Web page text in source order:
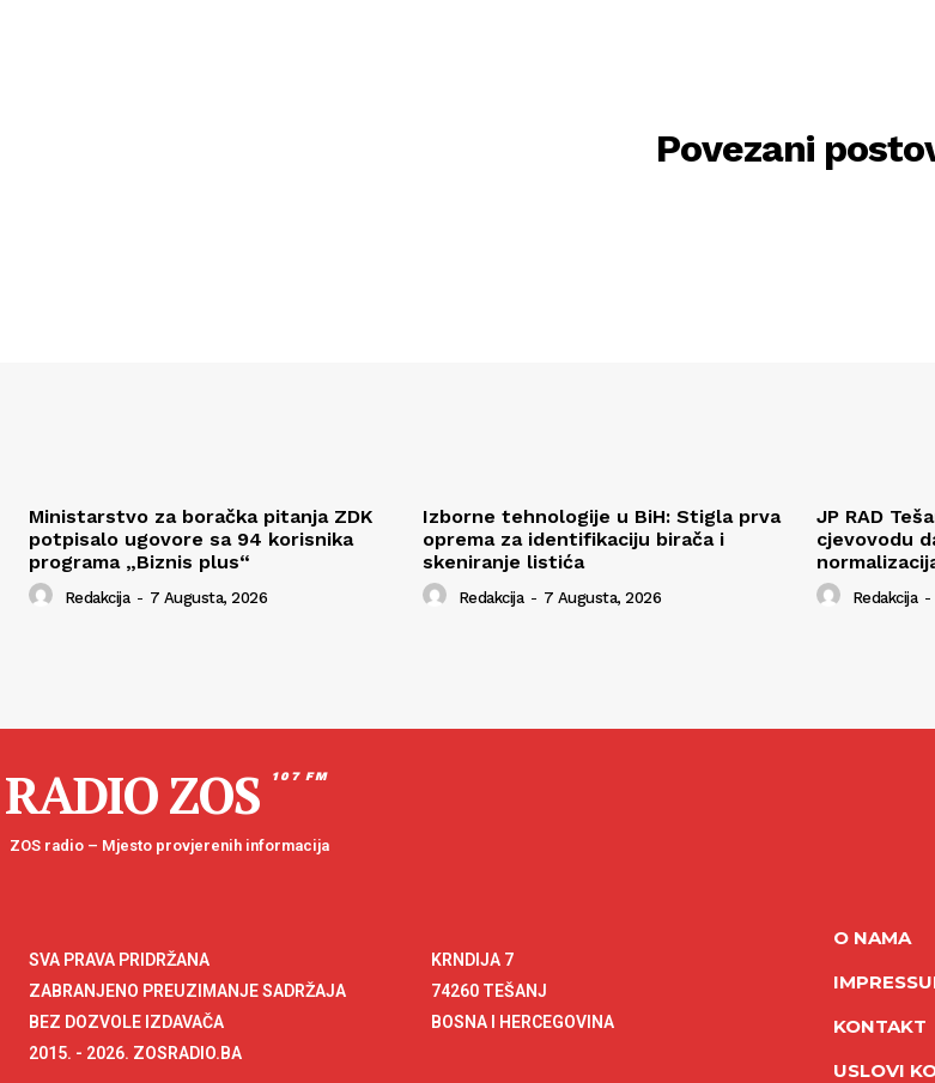
Povezani
Ministarstvo za boračka pitanja ZDK
potpisalo ugovore sa 94 korisnika
programa „Biznis plus“
Redakcija - 7 Augusta, 2026
Izborne tehnologije u BiH: Stigla prva
oprema za identifikaciju birača i
skeniranje listića
Redakcija - 7 Augusta, 2026
JP RAD
cjevovodu
Redakcija -
RADIO ZOS 107 FM
ZOS radio – Mjesto provjerenih informacija
SVA PRAVA PRIDRŽANA
ZABRANJENO PREUZIMANJE SADRŽAJA
BEZ DOZVOLE IZDAVAČA
2015. - 2026. ZOSRADIO.BA
KRNDIJA 7
74260 TEŠANJ
BOSNA I HERCEGOVINA
O NAMA
KONTAKT
USLOVI